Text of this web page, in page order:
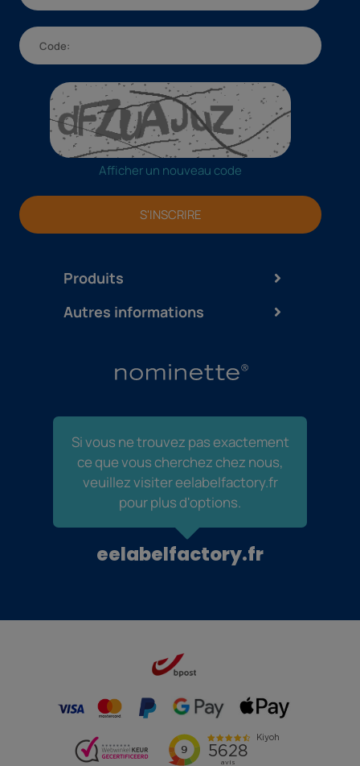
Produits
Afficher un nouveau code
S'INSCRIRE
Autres informations
Si vous ne trouvez pas exactement
ce que vous cherchez chez nous,
veuillez visiter eelabelfactory.fr
pour plus d'options.
eelabelfactory.fr